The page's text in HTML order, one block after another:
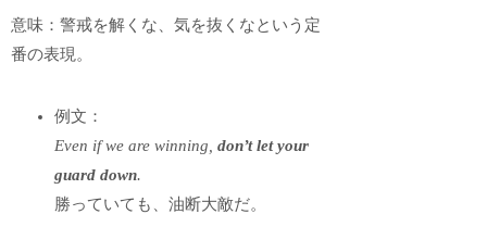
意味：警戒を解くな、気を抜くなという定
番の表現。
例文：
Even if we are winning,don’t let your
guard down.
勝っていても、油断大敵だ。